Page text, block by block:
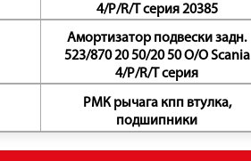
4/P/R/T серия 20385
Амортизатор подвески задн.
523/870 20 50/20 50 O/O Scania
4/P/R/T серия
РМК рычага кпп втулка,
подшипники